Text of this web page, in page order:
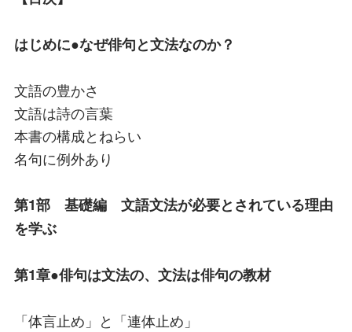
はじめに●なぜ俳句と文法なのか？
文語の豊かさ
文語は詩の言葉
本書の構成とねらい
名句に例外あり
第1部 基礎編 文語文法が必要とされている理由
を学ぶ
第1章●俳句は文法の、文法は俳句の教材
「体言止め」と「連体止め」